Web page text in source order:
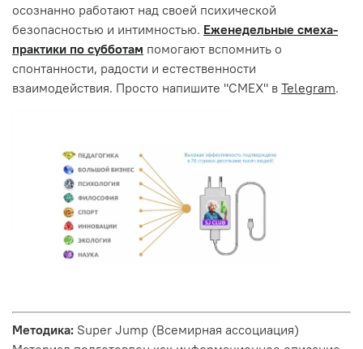
осознанно работают над своей психической
безопасностью и интимностью. Еженедельные смеха-
практики по субботам помогают вспомнить о
спонтанности, радости и естественности
взаимодействия. Просто напишите "СМЕХ" в Telegram.
Методика: Super Jump (Всемирная ассоциация)